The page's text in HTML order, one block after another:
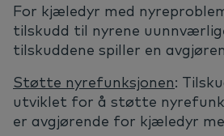
For kjæledyr med
tilskudd til nyrene
tilskuddene spiller en
Støtte nyrefunksjonen:
utviklet for å støtte
er avgjørende for kjæledyr